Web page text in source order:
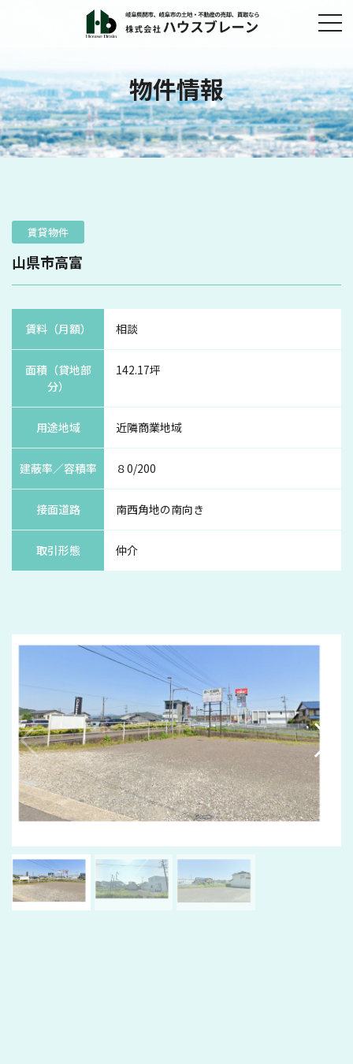
物件情報
賃貸物件
山県市高富
賃料（月額） 相談
面積（貸地部
分）
142.17坪
用途地域 近隣商業地域
建蔽率／容積率 ８0/200
接面道路 南西角地の南向き
取引形態 仲介